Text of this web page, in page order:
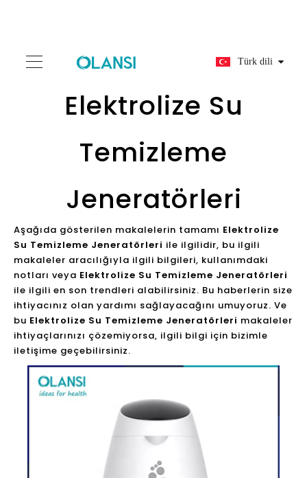
Türk dili
Elektrolize Su
Temizleme
Jeneratörleri
Aşağıda gösterilen makalelerin tamamı Elektrolize
Su Temizleme Jeneratörleri ile ilgilidir, bu ilgili
makaleler aracılığıyla ilgili bilgileri, kullanımdaki
notları veya Elektrolize Su Temizleme Jeneratörleri
ile ilgili en son trendleri alabilirsiniz. Bu haberlerin size
ihtiyacınız olan yardımı sağlayacağını umuyoruz. Ve
bu Elektrolize Su Temizleme Jeneratörleri makaleler
ihtiyaçlarınızı çözemiyorsa, ilgili bilgi için bizimle
iletişime geçebilirsiniz.